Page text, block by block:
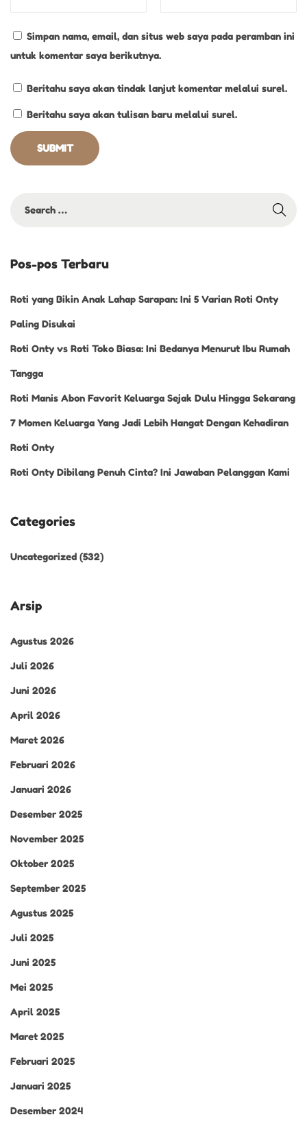
M
a
n
Simpan nama, email, dan situs web saya pada peramban ini
untuk komentar saya berikutnya.
Beritahu saya akan tindak lanjut komentar melalui surel.
Beritahu saya akan tulisan baru melalui surel.
Pos-pos Terbaru
Roti yang Bikin Anak Lahap Sarapan: Ini 5 Varian Roti Onty
Paling Disukai
Roti Onty vs Roti Toko Biasa: Ini Bedanya Menurut Ibu Rumah
Tangga
Roti Manis Abon Favorit Keluarga Sejak Dulu Hingga Sekarang
7 Momen Keluarga Yang Jadi Lebih Hangat Dengan Kehadiran
Roti Onty
Roti Onty Dibilang Penuh Cinta? Ini Jawaban Pelanggan Kami
Categories
Uncategorized (532)
Arsip
Agustus 2026
Juli 2026
Juni 2026
April 2026
Maret 2026
Februari 2026
Januari 2026
Desember 2025
November 2025
Oktober 2025
September 2025
Agustus 2025
Juli 2025
Juni 2025
Mei 2025
April 2025
Maret 2025
Februari 2025
Januari 2025
Desember 2024